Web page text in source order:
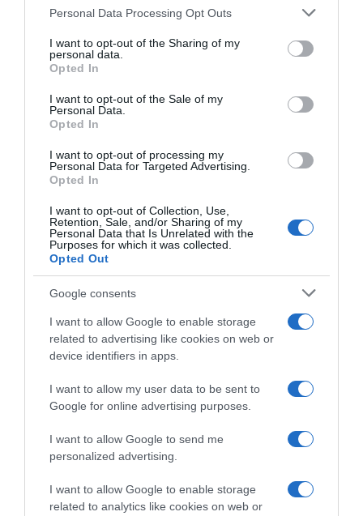
Please note that this website/app uses one or more Google
not limited to your visit or usage behaviour. You may click to
grant or deny consent to Google and its third-party tags to
use your data for below specified purposes in below Google
consent section.
Personal Data Processing Opt Outs
I want to opt-out of the Sharing of my
personal data.
Opted In
I want to opt-out of the Sale of my
Personal Data.
Opted In
I want to opt-out of processing my
Personal Data for Targeted Advertising.
Opted In
I want to opt-out of Collection, Use,
Retention, Sale, and/or Sharing of my
Personal Data that Is Unrelated with the
Purposes for which it was collected.
Opted Out
Google consents
I want to allow Google to enable storage
related to advertising like cookies on web or
device identifiers in apps.
I want to allow my user data to be sent to
Google for online advertising purposes.
I want to allow Google to send me
personalized advertising.
I want to allow Google to enable storage
related to analytics like cookies on web or